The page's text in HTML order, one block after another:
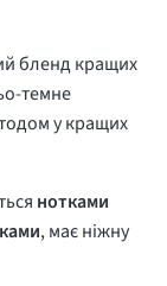
бленд кращих
темне
у кращих
нотками
, має ніжну